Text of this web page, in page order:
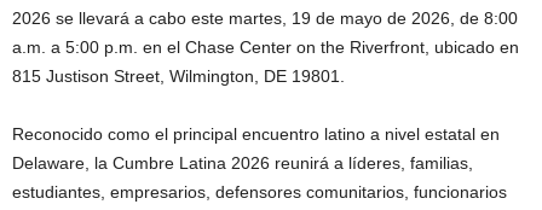
2026 se llevará a cabo este martes, 19 de mayo de 2026, de 8:00
a.m. a 5:00 p.m. en el Chase Center on the Riverfront, ubicado en
815 Justison Street, Wilmington, DE 19801.
Reconocido como el principal encuentro latino a nivel estatal en
Delaware, la Cumbre Latina 2026 reunirá a líderes, familias,
estudiantes, empresarios, defensores comunitarios, funcionarios